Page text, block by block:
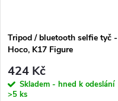
Tripod / bluetooth selfie tyč -
Hoco, K17 Figure
424 Kč
Skladem - hned k odeslání
>5 ks